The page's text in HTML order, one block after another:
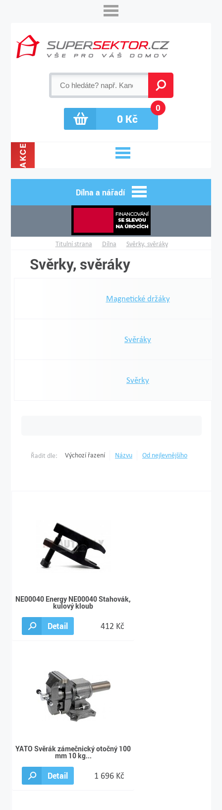
0Kč
0
AKCE
Dílna a nářadí
Titulní strana Dílna Svěrky, svěráky
Svěrky, svěráky
Magnetické držáky
Svěráky
Svěrky
Řadit dle: Výchozí řazení Názvu Od nejlevnějšího
NE00040 Energy NE00040 Stahovák,
kulový kloub
Detail 412 Kč
YATO Svěrák zámečnický otočný 100
mm 10 kg...
Detail 1 696 Kč